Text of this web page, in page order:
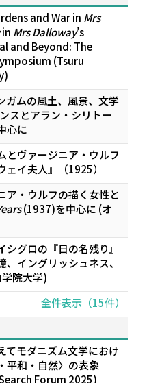
and War in Mrs
in Mrs Dalloway’s
and Beyond: The
(Tsuru
ガムの風土、風景、文学
ンスとアラン・シリトー
心に
とヴァージニア・ウルフ
ェイ夫人』（1925）
ア・ウルフの描く女性と
(1937)を中心に (オ
シグロの『日の名残り』
、イングリッシュネス、
院大学)
全件表示（15件）
――モダニズム文学におけ
平和・自然〉の表象
Forum 2025)